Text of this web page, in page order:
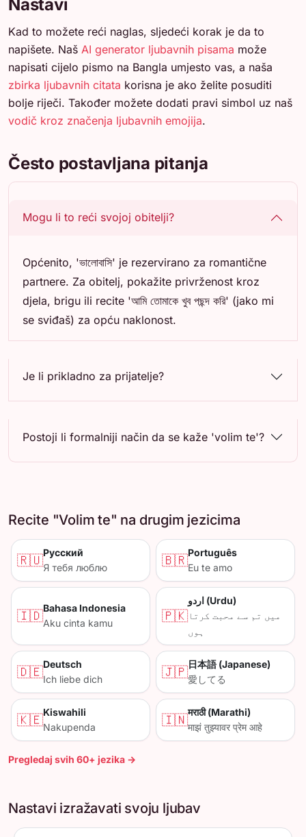
Nastavi
Kad to možete reći naglas, sljedeći korak je da to
napišete. Naš AI generator ljubavnih pisama može
napisati cijelo pismo na Bangla umjesto vas, a naša
zbirka ljubavnih citata korisna je ako želite posuditi
bolje riječi. Također možete dodati pravi simbol uz naš
vodič kroz značenja ljubavnih emojija.
Često postavljana pitanja
Mogu li to reći svojoj obitelji?
Općenito, 'ভালোবাসি' je rezervirano za romantične
partnere. Za obitelj, pokažite privrženost kroz
djela, brigu ili recite 'আমি তোমাকে খুব পছন্দ করি' (jako mi
se sviđaš) za opću naklonost.
Je li prikladno za prijatelje?
Postoji li formalniji način da se kaže 'volim te'?
Recite "Volim te" na drugim jezicima
🇷🇺Русский
Я тебя люблю
🇧🇷Português
Eu te amo
🇮🇩Bahasa Indonesia
Aku cinta kamu
🇵🇰
اردو (Urdu)
میں تم سے محبت کرتا
ہوں
🇩🇪Deutsch
Ich liebe dich
🇯🇵日本語 (Japanese)
愛してる
🇰🇪Kiswahili
Nakupenda
🇮🇳मराठी (Marathi)
माझं तुझ्यावर प्रेम आहे
Pregledaj svih 60+ jezika →
Nastavi izražavati svoju ljubav